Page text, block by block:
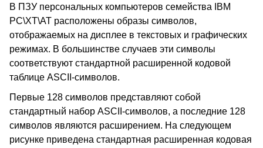
В ПЗУ персональных компьютеров семейства IBM
PC\XT\AT расположены образы символов,
отображаемых на дисплее в текстовых и графических
режимах. В большинстве случаев эти символы
соответствуют стандартной расширенной кодовой
таблице ASCII-символов.
Первые 128 символов представляют собой
стандартный набор ASCII-символов, а последние 128
символов являются расширением. На следующем
рисунке приведена стандартная расширенная кодовая